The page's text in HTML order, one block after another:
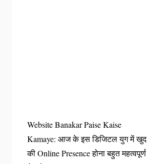
Website Banakar Paise Kaise
Kamaye: आज के इस डिजिटल युग में खुद
की Online Presence होना बहुत महत्वपूर्ण